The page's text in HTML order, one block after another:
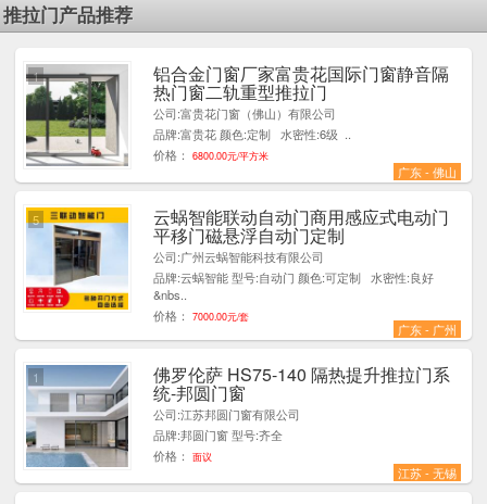
推拉门产品推荐
铝合金门窗厂家富贵花国际门窗静音隔
热门窗二轨重型推拉门
公司:富贵花门窗（佛山）有限公司
品牌:富贵花 颜色:定制 水密性:6级 ..
价格：
6800.00元/平方米
广东 - 佛山
1
云蜗智能联动自动门商用感应式电动门
平移门磁悬浮自动门定制
公司:广州云蜗智能科技有限公司
品牌:云蜗智能 型号:自动门 颜色:可定制 水密性:良好
&nbs..
价格：
7000.00元/套
广东 - 广州
5
佛罗伦萨 HS75-140 隔热提升推拉门系
统-邦圆门窗
公司:江苏邦圆门窗有限公司
品牌:邦圆门窗 型号:齐全
价格：
面议
江苏 - 无锡
1